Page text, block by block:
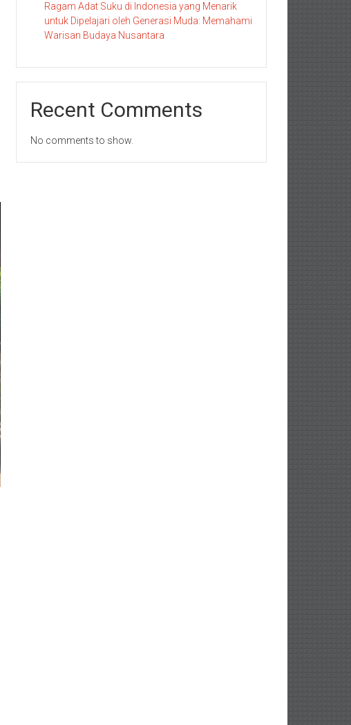
Ragam Adat Suku di Indonesia yang Menarik
untuk Dipelajari oleh Generasi Muda: Memahami
Warisan Budaya Nusantara
Recent Comments
No comments to show.